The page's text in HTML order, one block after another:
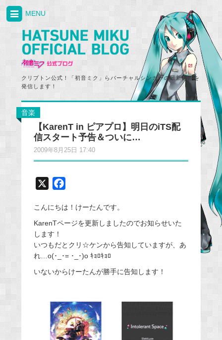
クリプトン公式！「初音ミク」らバーチャルシンガーの最新情報を
発信します！
MENU
音楽
【KarenT in ピアプロ】明日のiTS配
信スタート予告＆ついに…
2009年8月25日 17:40
c
e
o
k
こんにちは！けーたんです。
KarenTページを更新しましたのでお知らせいた
します！
いつもだとクリ☆ケンから告知していますが、あ
れ…o(･_･= ･_･)o ｷｮﾛｷｮﾛ
いないからけーたんが勝手に告知します！